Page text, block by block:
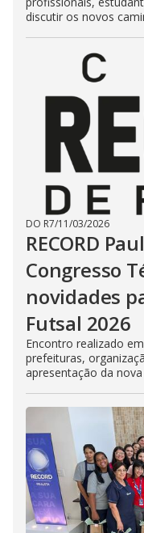
discutir os novos
DO R7/11/03/2026
RECORD
Congresso
novidades
Futsal 2026
Encontro realizado
prefeituras,
apresentação da